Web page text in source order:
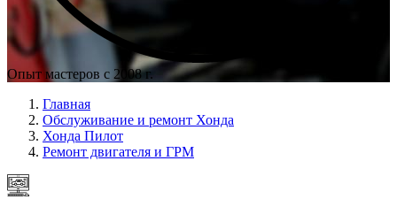
Опыт мастеров с 2008 г.
Главная
Обслуживание и ремонт Хонда
Хонда Пилот
Ремонт двигателя и ГРМ